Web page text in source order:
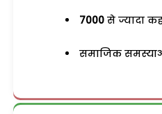
7000 से ज्यादा
समाजिक